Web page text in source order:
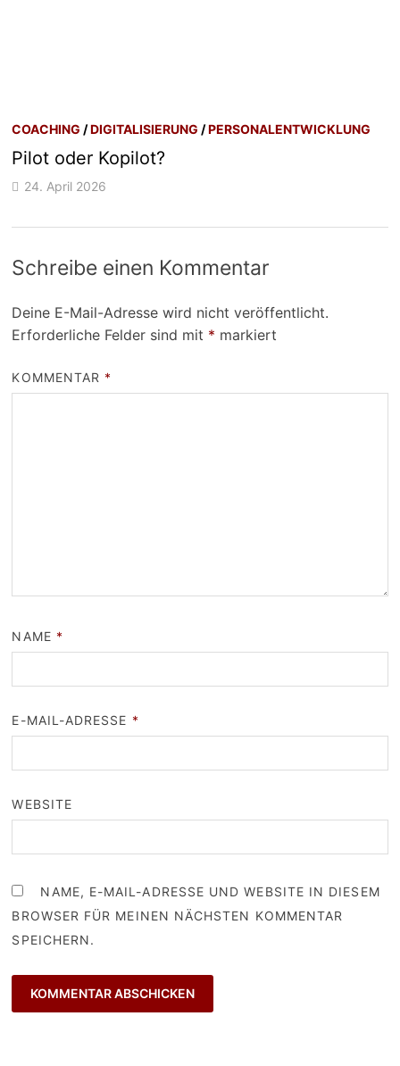
COACHING /DIGITALISIERUNG /PERSONALENTWICKLUNG
Pilot oder Kopilot?
24. April 2026
Schreibe einen Kommentar
Deine E-Mail-Adresse wird nicht veröffentlicht.
Erforderliche Felder sind mit * markiert
KOMMENTAR *
NAME *
E-MAIL-ADRESSE *
WEBSITE
NAME, E-MAIL-ADRESSE UND WEBSITE IN DIESEM
BROWSER FÜR MEINEN NÄCHSTEN KOMMENTAR
SPEICHERN.